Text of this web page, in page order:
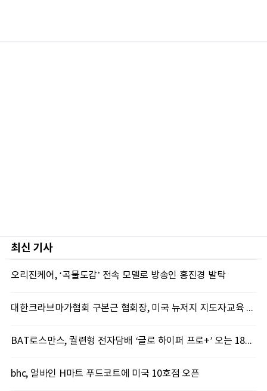
최신 기사
오리진케어, ‘곡물도감’ 전속 모델로 방송인 홍진경 발탁
대한크라브마가협회 구본근 협회장, 미국 뉴저지 지도자교육 실시
BAT로스만스, 궐련형 전자담배 ‘글로 하이퍼 프로+’ 오는 18일 출시
bhc, 얼바인 H마트 푸드코트에 미국 10호점 오픈